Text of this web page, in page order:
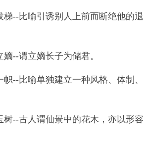
--比喻引诱别人上前而断绝他的退
--谓立嫡长子为储君。
比喻单独建立一种风格、体制、
--古人谓仙景中的花木，亦以形容